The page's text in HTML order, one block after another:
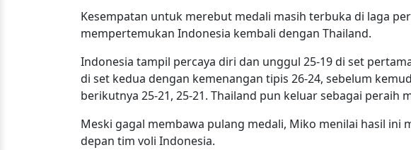
Kesempatan untuk merebut medali masih terbuka di laga
mempertemukan Indonesia kembali dengan Thailand.
Indonesia tampil percaya diri dan unggul 25-19 di set
di set kedua dengan kemenangan tipis 26-24, sebelum
berikutnya 25-21, 25-21. Thailand pun keluar sebagai peraih
Meski gagal membawa pulang medali, Miko menilai hasil ini
depan tim voli Indonesia.